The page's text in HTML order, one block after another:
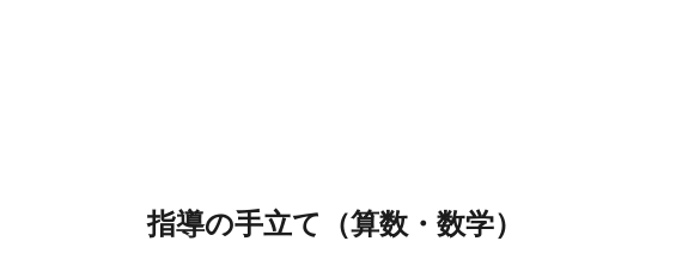
指導の手立て（算数・数学）